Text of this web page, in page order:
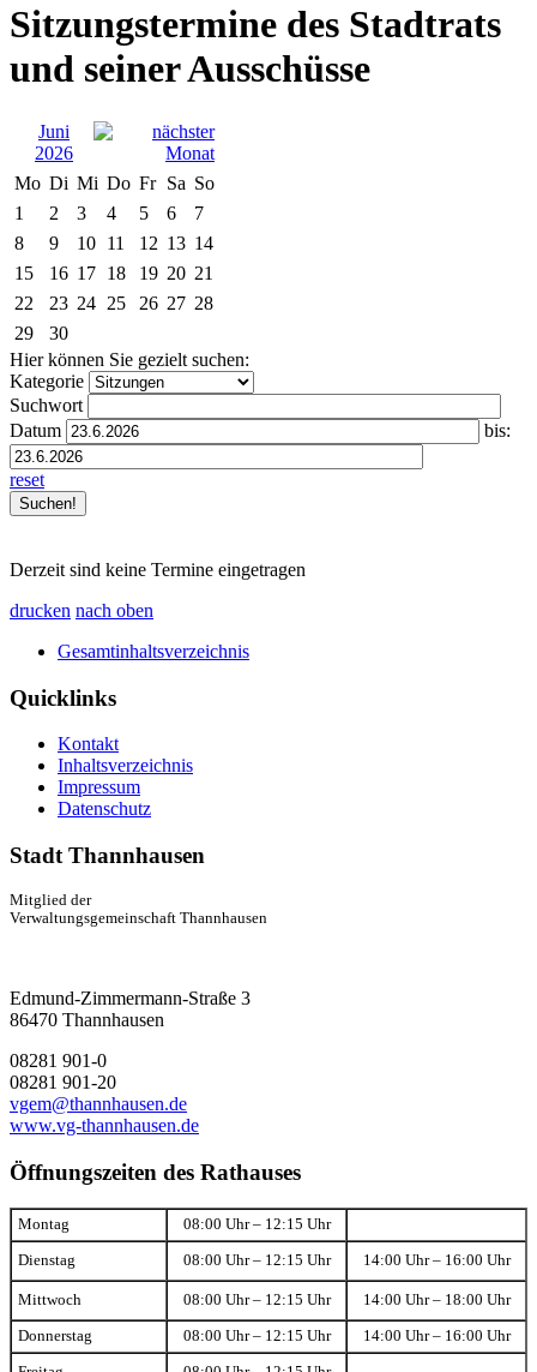
Sitzungstermine des Stadtrats
und seiner Ausschüsse
Juni
2026
Mo Di Mi Do Fr Sa So
1
2 3 4 5 6
7
8
9 10 11 12 13 14
15
16 17 18 19 20 21
22
23 24 25 26 27 28
29
30
Hier können Sie gezielt suchen:
Kategorie
Suchwort
Datum
bis:
reset
Derzeit sind keine Termine eingetragen
drucken nach oben
Gesamtinhaltsverzeichnis
Quicklinks
Kontakt
Inhaltsverzeichnis
Impressum
Datenschutz
Stadt Thannhausen
Mitglied der
Verwaltungsgemeinschaft Thannhausen
Edmund-Zimmermann-Straße 3
86470 Thannhausen
08281 901-0
08281 901-20
vgem@thannhausen.de
www.vg-thannhausen.de
Öffnungszeiten des Rathauses
Montag 08:00 Uhr – 12:15 Uhr
Dienstag 08:00 Uhr – 12:15 Uhr 14:00 Uhr – 16:00 Uhr
Mittwoch 08:00 Uhr – 12:15 Uhr 14:00 Uhr – 18:00 Uhr
Donnerstag 08:00 Uhr – 12:15 Uhr 14:00 Uhr – 16:00 Uhr